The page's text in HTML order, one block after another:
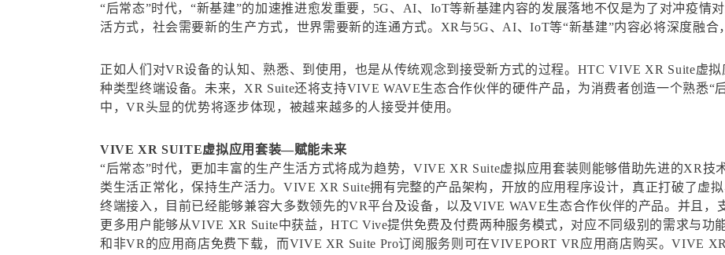
“后常态”时代，“新基建”的加速推进愈发重要，5G、AI、IoT等新基建内容的发展落地不仅是为了对冲疫情
活方式，社会需要新的生产方式，世界需要新的连通方式。XR与5G、AI、IoT等“新基建”内容必将深度融合
正如人们对VR设备的认知、熟悉、到使用，也是从传统观念到接受新方式的过程。HTC VIVE XR Suite虚
种类型终端设备。未来，XR Suite还将支持VIVE WAVE生态合作伙伴的硬件产品，为消费者创造一个熟悉“
中，VR头显的优势将逐步体现，被越来越多的人接受并使用。
VIVE XR SUITE虚拟应用套装—赋能未来
“后常态”时代，更加丰富的生产生活方式将成为趋势，VIVE XR Suite虚拟应用套装则能够借助先进的XR技
类生活正常化，保持生产活力。VIVE XR Suite拥有完整的产品架构，开放的应用程序设计，真正打破了虚
终端接入，目前已经能够兼容大多数领先的VR平台及设备，以及VIVE WAVE生态合作伙伴的产品。并且，
更多用户能够从VIVE XR Suite中获益，HTC Vive提供免费及付费两种服务模式，对应不同级别的需求与功
和非VR的应用商店免费下载，而VIVE XR Suite Pro订阅服务则可在VIVEPORT VR应用商店购买。VIVE